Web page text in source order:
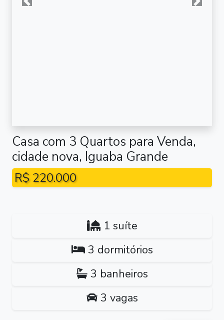
Anterior Próxima
Casa com 3 Quartos para Venda,
cidade nova, Iguaba Grande
R$ 220.000
1 suíte
3 dormitórios
3 banheiros
3 vagas